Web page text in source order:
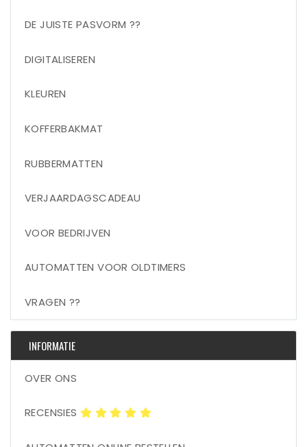
DE JUISTE PASVORM ??
DIGITALISEREN
KLEUREN
KOFFERBAKMAT
RUBBERMATTEN
VERJAARDAGSCADEAU
VOOR BEDRIJVEN
AUTOMATTEN VOOR OLDTIMERS
VRAGEN ??
INFORMATIE
OVER ONS
RECENSIES